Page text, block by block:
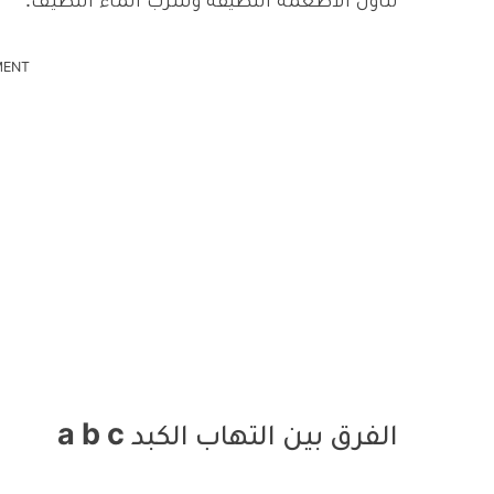
الفرق بين التهاب الكبد a b c